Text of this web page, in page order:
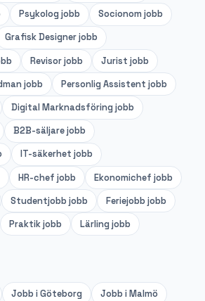
Psykolog jobb Socionom jobb
Grafisk Designerjobb
Revisorjobb Jurist jobb
jobb Personlig Assistent jobb
Digital Marknadsföring jobb
B2B-säljarejobb
IT-säkerhet jobb
HR-chef jobb Ekonomichef jobb
Studentjobb jobb Feriejobb jobb
Praktikjobb Lärling jobb
Jobb iGöteborg Jobb iMalmö